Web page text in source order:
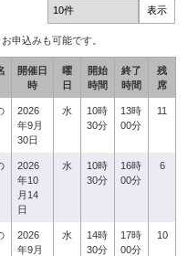
申込みも可能です。
開催日
時
曜
日
開始
時間
終了
時間
残
席
2026
年9月
30日
水
10時
30分
13時
00分
11
2026
年10
月14
日
水
10時
30分
16時
00分
6
2026
年9月
水
14時
30分
17時
00分
10